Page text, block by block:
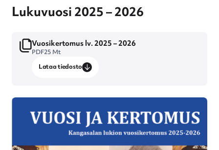
Lukuvuosi 2025 – 2026
Vuosikertomus lv. 2025 – 2026
PDF25 Mt
Lataa tiedosto